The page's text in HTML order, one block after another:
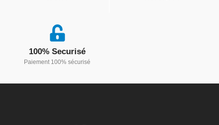
100% Securisé
Paiement 100% sécurisé